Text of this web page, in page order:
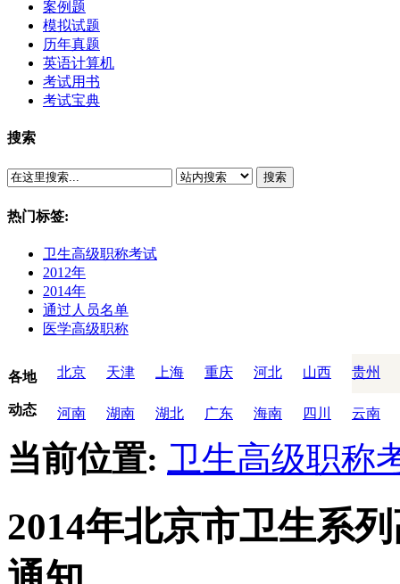
案例题
模拟试题
历年真题
英语计算机
考试用书
考试宝典
搜索
搜索
热门标签:
卫生高级职称考试
2012年
2014年
通过人员名单
医学高级职称
各地
动态
北京 天津 上海 重庆 河北 山西 贵州
河南 湖南 湖北 广东 海南 四川 云南
当前位置: 卫生高级职称
2014年北京市卫生系